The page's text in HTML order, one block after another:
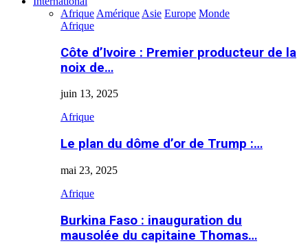
Afrique Amérique Asie Europe Monde
Afrique
Côte d’Ivoire : Premier producteur de la
noix de…
juin 13, 2025
Afrique
Le plan du dôme d’or de Trump :…
mai 23, 2025
Afrique
Burkina Faso : inauguration du
mausolée du capitaine Thomas…